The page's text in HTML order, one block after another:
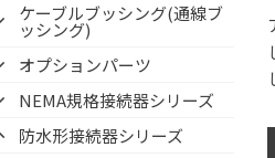
ケーブルブッシング(通線ブ
ッシング)
オプションパーツ
NEMA規格接続器シリーズ
防水形接続器シリーズ